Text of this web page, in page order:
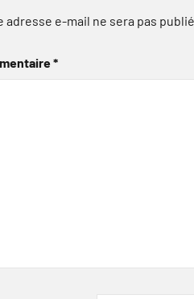
adresse e-mail ne sera pas
*